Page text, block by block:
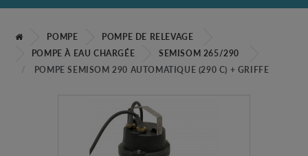
POMPE
POMPE DE RELEVAGE
POMPE À EAU CHARGÉE
SEMISOM 265/290
POMPE SEMISOM 290 AUTOMATIQUE (290 C) + GRIFFE